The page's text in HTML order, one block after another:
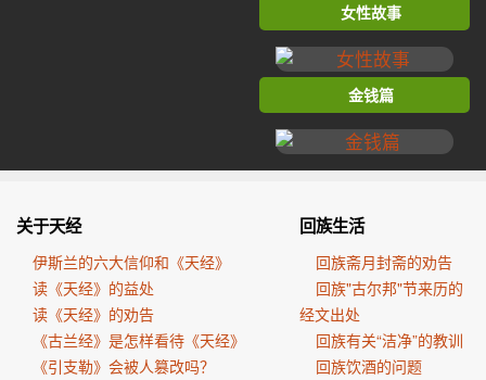
女性故事
金钱篇
关于天经
伊斯兰的六大信仰和《天经》
读《天经》的益处
读《天经》的劝告
《古兰经》是怎样看待《天经》
《引支勒》会被人篡改吗？
回族生活
回族斋月封斋的劝告
回族"古尔邦"节来历的
经文出处
回族有关“洁净”的教训
回族饮酒的问题